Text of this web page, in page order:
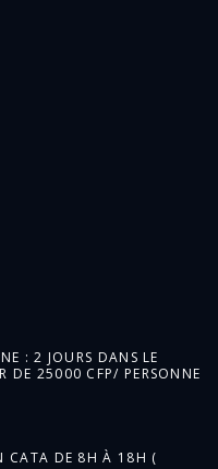
: 2 JOURS DANS LE
DE 25000 CFP/ PERSONNE
CATA DE 8H À 18H (